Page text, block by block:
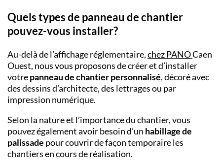
Quels types de panneau de chantier
pouvez-vous installer?
Au-delà de l’affichage réglementaire,chezPANOCaen
Ouest, nous vous proposons de créer et d’installer
votrepanneau de chantier personnalisé, décoré avec
des dessins d’architecte, des lettrages ou par
impression numérique.
Selon la nature et l’importance du chantier, vous
pouvez également avoir besoin d’un habillage de
palissade pour couvrir de façon temporaire les
chantiers en cours de réalisation.